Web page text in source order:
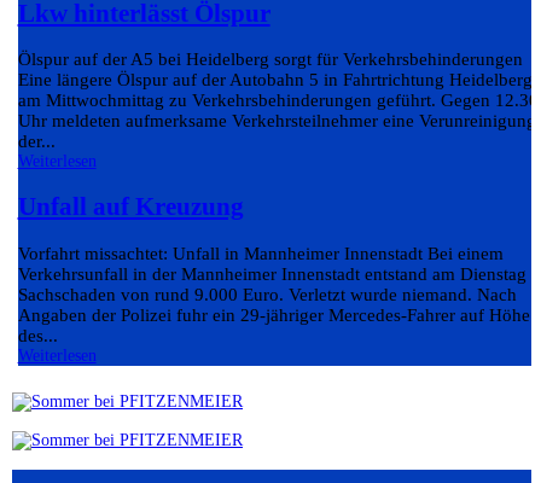
Lkw hinterlässt Ölspur
Ölspur auf der A5 bei Heidelberg sorgt für Verkehrsbehinderungen
Eine längere Ölspur auf der Autobahn 5 in Fahrtrichtung Heidelberg
am Mittwochmittag zu Verkehrsbehinderungen geführt. Gegen 12.30
Uhr meldeten aufmerksame Verkehrsteilnehmer eine Verunreinigung
der...
Weiterlesen
Unfall auf Kreuzung
Vorfahrt missachtet: Unfall in Mannheimer Innenstadt Bei einem
Verkehrsunfall in der Mannheimer Innenstadt entstand am Dienstag
Sachschaden von rund 9.000 Euro. Verletzt wurde niemand. Nach
Angaben der Polizei fuhr ein 29-jähriger Mercedes-Fahrer auf Höhe
des...
Weiterlesen